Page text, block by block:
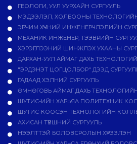
ГЕОЛОГИ, УУЛ УУРХАЙН СУРГУУЛЬ
МЭДЭЭЛЭЛ, ХОЛБООНЫ ТЕХНОЛОГИЙН
ЭРЧИМ ХҮЧНИЙ ИНЖЕНЕРЧЛЭЛИЙН
МЕХАНИК ИНЖЕНЕР, ТЭЭВРИЙН
ХЭРЭГЛЭЭНИЙ ШИНЖЛЭХ УХААНЫ
ДАРХАН-УУЛ АЙМАГ ДАХЬ
"ЭРДЭНЭТ ЦОГЦОЛБОР" ДЭЭД
ГАДААД ХЭЛНИЙ СУРГУУЛЬ
ӨМНӨГОВЬ АЙМАГ ДАХЬ
ШУТИС-ИЙН ХАРЬЯА ПОЛИТЕХНИК
ШУТИС-КООСЭН ТЕХНОЛОГИЙН
АХИСАН ТҮВШНИЙ СУРГУУЛЬ
НЭЭЛТТЭЙ БОЛОВСРОЛЫН ХҮРЭЭЛЭН